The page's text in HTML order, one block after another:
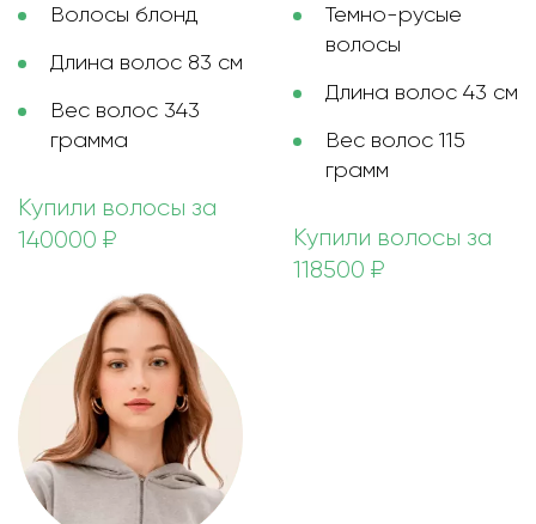
Волосы блонд
Длина волос 83 см
Вес волос 343
грамма
Купили волосы за
140000 ₽
Темно-русые
волосы
Длина волос 43 см
Вес волос 115
грамм
Купили волосы за
118500 ₽